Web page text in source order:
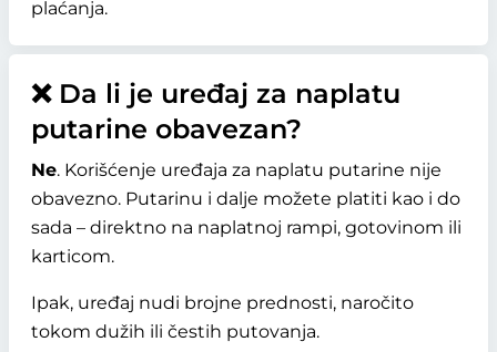
plaćanja.
❌ Da li je uređaj za naplatu
putarine obavezan?
Ne. Korišćenje uređaja za naplatu putarine nije
obavezno. Putarinu i dalje možete platiti kao i do
sada – direktno na naplatnoj rampi, gotovinom ili
karticom.
Ipak, uređaj nudi brojne prednosti, naročito
tokom dužih ili čestih putovanja.